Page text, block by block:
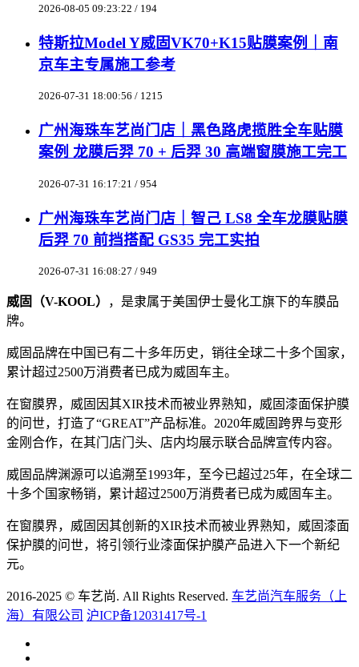
2026-08-05 09:23:22 / 194
特斯拉Model Y威固VK70+K15贴膜案例｜南
京车主专属施工参考
2026-07-31 18:00:56 / 1215
广州海珠车艺尚门店｜黑色路虎揽胜全车贴膜
案例 龙膜后羿 70 + 后羿 30 高端窗膜施工完工
2026-07-31 16:17:21 / 954
广州海珠车艺尚门店｜智己 LS8 全车龙膜贴膜
后羿 70 前挡搭配 GS35 完工实拍
2026-07-31 16:08:27 / 949
威固（V-KOOL）
，是隶属于美国伊士曼化工旗下的车膜品
牌。
威固品牌在中国已有二十多年历史，销往全球二十多个国家，
累计超过2500万消费者已成为威固车主。
在窗膜界，威固因其XIR技术而被业界熟知，威固漆面保护膜
的问世，打造了“GREAT”产品标准。2020年威固跨界与变形
金刚合作，在其门店门头、店内均展示联合品牌宣传内容。
威固品牌渊源可以追溯至1993年，至今已超过25年，在全球二
十多个国家畅销，累计超过2500万消费者已成为威固车主。
在窗膜界，威固因其创新的XIR技术而被业界熟知，威固漆面
保护膜的问世，将引领行业漆面保护膜产品进入下一个新纪
元。
2016-2025 © 车艺尚. All Rights Reserved. 车艺尚汽车服务（上
海）有限公司 沪ICP备12031417号-1